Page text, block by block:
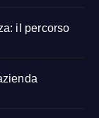
il percorso